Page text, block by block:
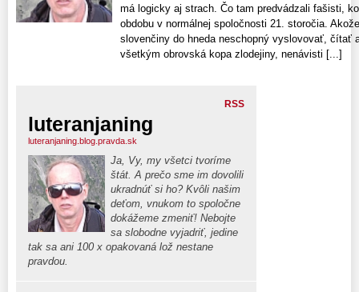
má logicky aj strach. Čo tam predvádzali fašisti,
obdobu v normálnej spoločnosti 21. storočia.
slovenčiny do hneda neschopný vyslovovať, čítať
všetkým obrovská kopa zlodejiny, nenávisti [...]
RSS
luteranjaning
luteranjaning.blog.pravda.sk
Ja, Vy, my všetci tvoríme
štát. A prečo sme im dovolili
ukradnúť si ho? Kvôli našim
deťom, vnukom to spoločne
dokážeme zmeniť! Nebojte
sa slobodne vyjadriť, jedine
tak sa ani 100 x opakovaná lož nestane
pravdou.